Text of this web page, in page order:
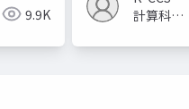
9.9K
計算科学
室